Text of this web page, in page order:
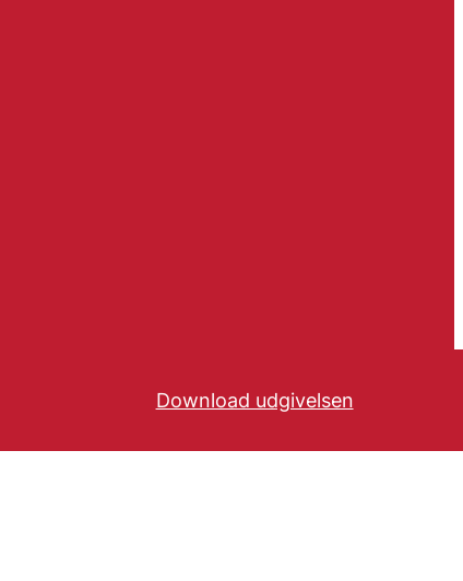
Download udgivelsen